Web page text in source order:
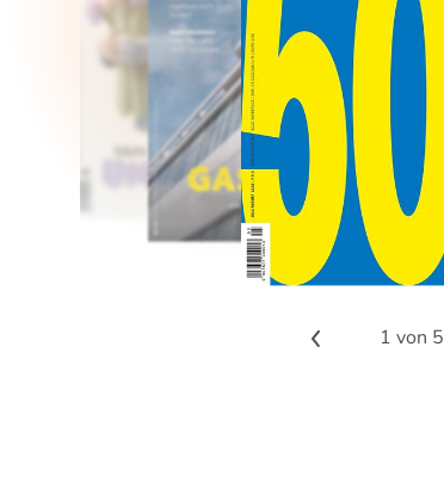
1 von 5